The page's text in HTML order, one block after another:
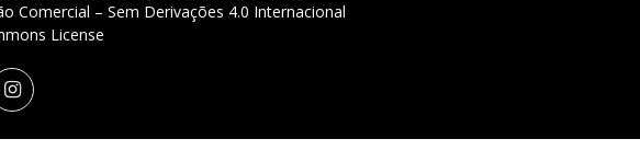
Comercial – Sem Derivações 4.0 Internacional
License